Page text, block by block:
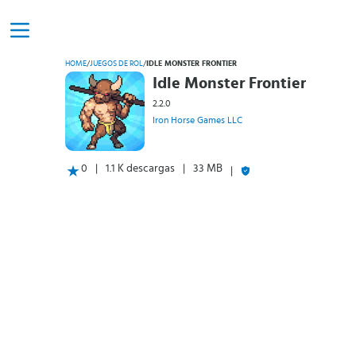
HOME/JUEGOS DE ROL/ IDLE MONSTER FRONTIER
Idle Monster Frontier
2.2.0
Iron Horse Games LLC
0 1.1 K descargas 33 MB